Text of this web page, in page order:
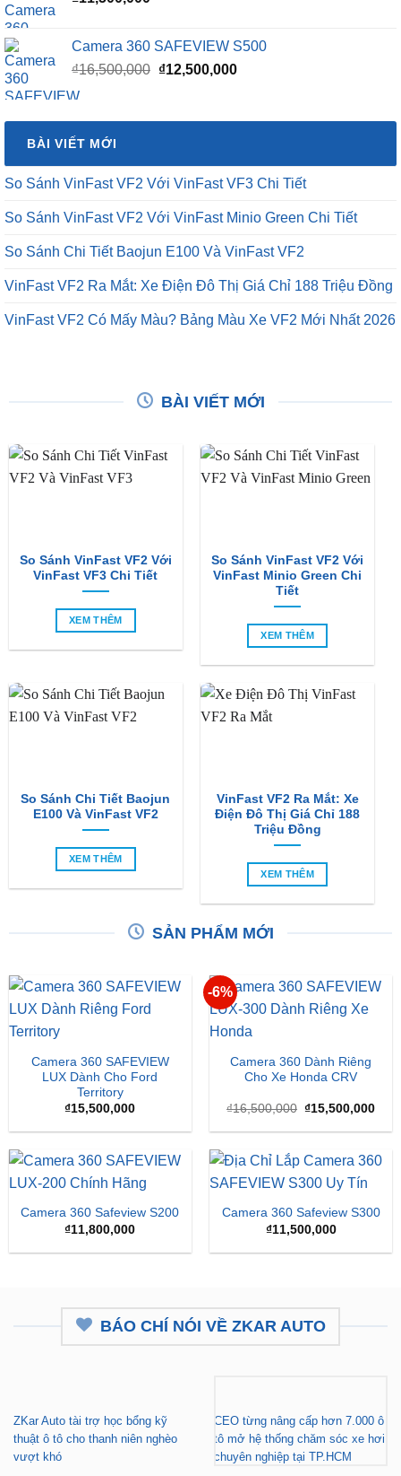
Camera 360 SAFEVIEW S500
₫16,500,000 Giá
₫16,500,000.
₫12,500,000Giá
là:
BÀI VIẾT MỚI
So Sánh VinFast VF2 Với VinFast VF3 Chi Tiết
So Sánh VinFast VF2 Với VinFast Minio Green Chi Tiết
So Sánh Chi Tiết Baojun E100 Và VinFast VF2
VinFast VF2 Ra Mắt: Xe Điện Đô Thị Giá Chỉ 188 Triệu Đồng
VinFast VF2 Có Mấy Màu? Bảng Màu Xe VF2 Mới Nhất 2026
BÀI VIẾT MỚI
So Sánh VinFast VF2 Với
VinFast VF3 Chi Tiết
XEM THÊM
So Sánh VinFast VF2 Với
VinFast Minio Green Chi
Tiết
XEM THÊM
So Sánh Chi Tiết Baojun
E100 Và VinFast VF2
XEM THÊM
VinFast VF2 Ra Mắt: Xe
Điện Đô Thị Giá Chỉ 188
Triệu Đồng
XEM THÊM
SẢN PHẨM MỚI
Camera 360 SAFEVIEW
LUX Dành Cho Ford
Territory
₫15,500,000
-6%
Camera 360 Dành Riêng
Cho Xe Honda CRV
₫16,500,000 Giá
là:
₫15,500,000Giá
tại
Camera 360 Safeview S200
₫11,800,000
Camera 360 Safeview S300
₫11,500,000
BÁO CHÍ NÓI VỀ ZKAR AUTO
ZKar Auto tài trợ học bổng kỹ
thuật ô tô cho thanh niên nghèo
vượt khó
CEO từng nâng cấp hơn 7.000 ô
tô mở hệ thống chăm sóc xe hơi
chuyên nghiệp tại TP.HCM